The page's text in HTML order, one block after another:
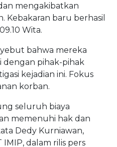
mengakibatkan
Kebakaran baru berhasil
Wita.
bahwa mereka
dengan pihak-pihak
kejadian ini. Fokus
korban.
seluruh biaya
memenuhi hak dan
Dedy Kurniawan,
IMIP, dalam rilis pers